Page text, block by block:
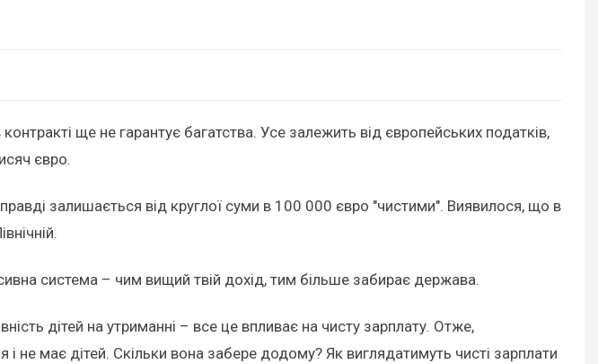
ще не гарантує багатства. Усе залежить від європейських податків,
євро.
залишається від круглої суми в 100 000 євро "чистими". Виявилося, що в
система – чим вищий твій дохід, тим більше забирає держава.
дітей на утриманні – все це впливає на чисту зарплату. Отже,
має дітей. Скільки вона забере додому? Як виглядатимуть чисті зарплати